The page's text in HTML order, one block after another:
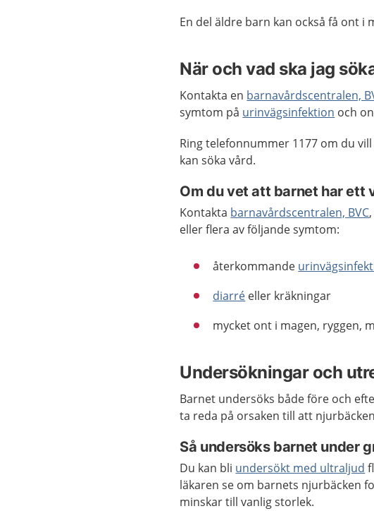
En del äldre barn kan också få ont
När och vad ska jag
Kontakta en barnavårdscentralen,
symtom på urinvägsinfektion och
Ring telefonnummer 1177 om du
kan söka vård.
Om du vet att barnet har ett
Kontakta barnavårdscentralen, BVC
eller flera av följande symtom:
återkommande
diarré eller kräkningar
mycket ont i magen, ryggen,
Undersökningar och
Barnet undersöks både före och
ta reda på orsaken till att
Så undersöks barnet under
Du kan bli undersökt med ultraljud
läkaren se om barnets njurbäcken
minskar till vanlig storlek.